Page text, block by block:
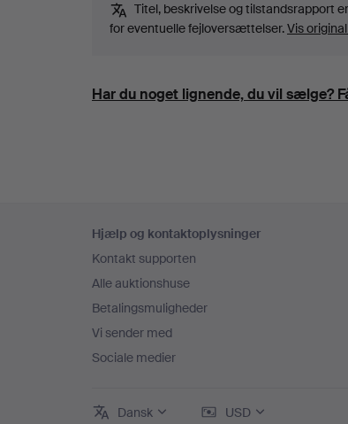
Titel, beskrivelse og tilstandsrapport
for eventuelle fejloversættelser.Vis
Har du noget lignende, du vil sælge?
Hjælp og kontaktoplysninger
Kontakt supporten
Alle auktionshuse
Betalingsmuligheder
Vi sender med
Sociale medier
Dansk USD